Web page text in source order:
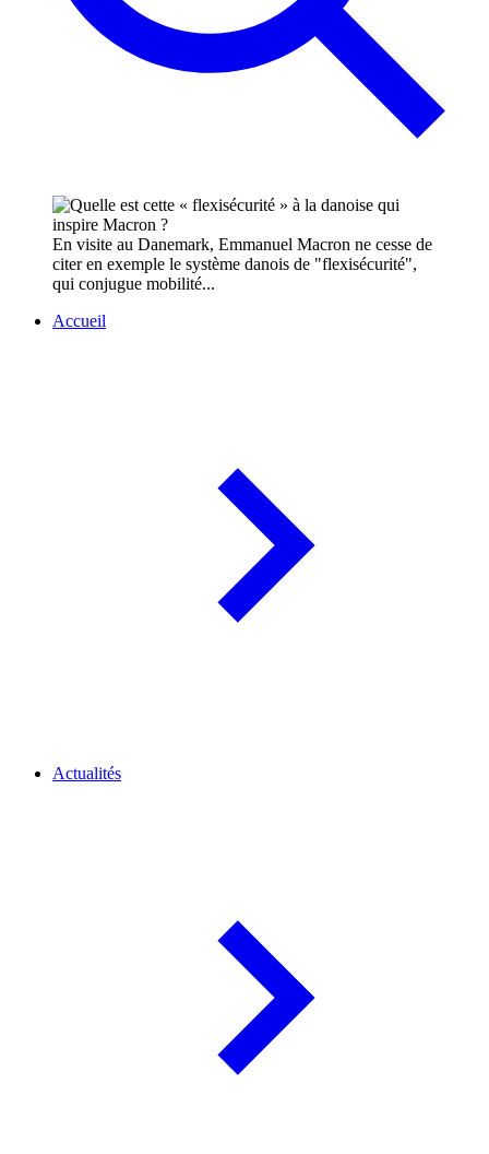
En visite au Danemark, Emmanuel Macron ne cesse de
citer en exemple le système danois de "flexisécurité",
qui conjugue mobilité...
Accueil
Actualités